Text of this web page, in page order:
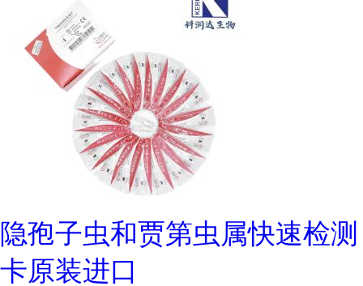
隐孢子虫和贾第虫属快速检测
卡原装进口